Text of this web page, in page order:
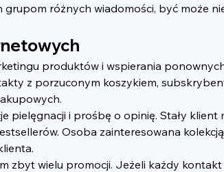
różnych wiadomości, być może
produktów i wspierania
z porzuconym koszykiem,
pielęgnacji i prośbę o opinię. Stały
Osoba zainteresowana
zbyt wielu promocji. Jeżeli każdy